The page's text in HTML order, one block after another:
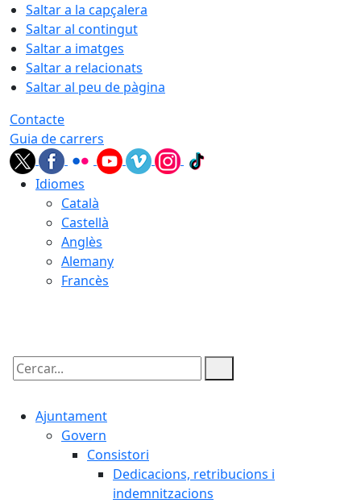
Saltar a la capçalera
Saltar al contingut
Saltar a imatges
Saltar a relacionats
Saltar al peu de pàgina
Contacte
Guia de carrers
Idiomes
Català
Castellà
Anglès
Alemany
Francès
Cercar:
Ajuntament
Govern
Consistori
Dedicacions, retribucions i
indemnitzacions